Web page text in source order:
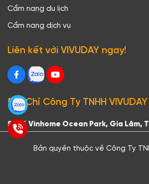
Cẩm nang du lịch
Cẩm nang dịch vụ
Liên kết với VIVUDAY ngay!
Địa Chỉ Công Ty TNHH VIVUDAY
S2.16 Vinhome Ocean Park, Gia Lâm,
Bản quyền thuộc về Công Ty